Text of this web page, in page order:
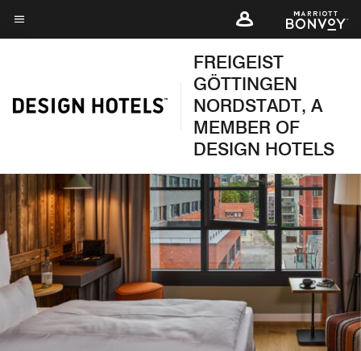
Skip
toMenütext
FREIGEIST
GÖTTINGEN
NORDSTADT, A
MEMBER OF
DESIGN HOTELS